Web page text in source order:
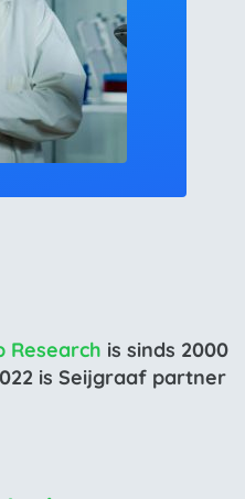
Research is sinds 2000
is Seijgraaf partner